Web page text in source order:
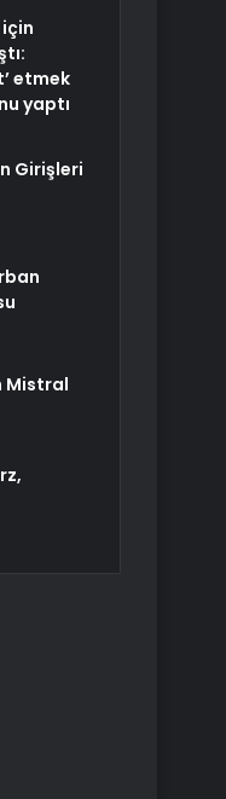
etmek
yaptı
Girişleri
Mistral